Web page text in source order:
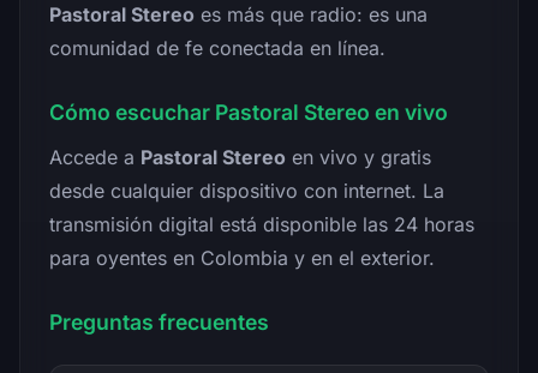
Pastoral Stereo es más que radio: es una
comunidad de fe conectada en línea.
Cómo escuchar Pastoral Stereo en vivo
Accede a Pastoral Stereo en vivo y gratis
desde cualquier dispositivo con internet. La
transmisión digital está disponible las 24 horas
para oyentes en Colombia y en el exterior.
Preguntas frecuentes